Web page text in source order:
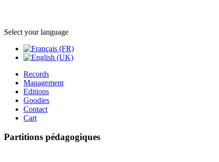
Select your language
Records
Management
Editions
Goodies
Contact
Cart
Partitions pédagogiques